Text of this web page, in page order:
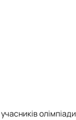
олімпіади